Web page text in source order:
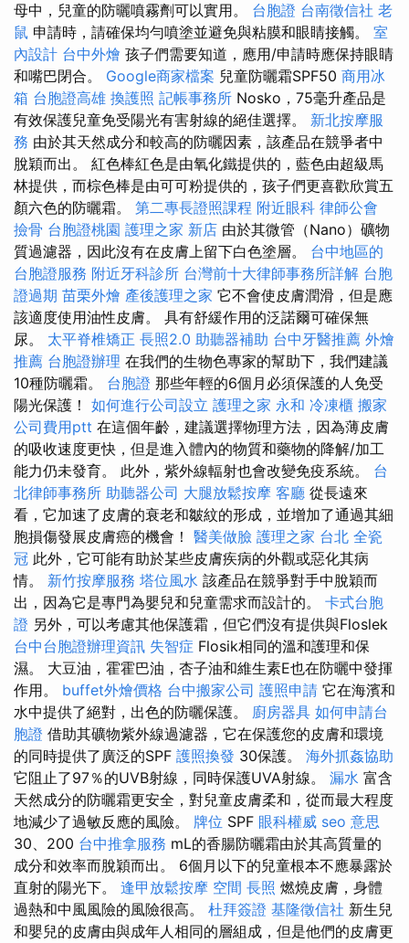
母中，兒童的防曬噴霧劑可以實用。 台胞證 台南徵信社 老
鼠 申請時，請確保均勻噴塗並避免與粘膜和眼睛接觸。 室
內設計 台中外燴 孩子們需要知道，應用/申請時應保持眼睛
和嘴巴閉合。 Google商家檔案 兒童防曬霜SPF50 商用冰
箱 台胞證高雄 換護照 記帳事務所 Nosko，75毫升產品是
有效保護兒童免受陽光有害射線的絕佳選擇。 新北按摩服
務 由於其天然成分和較高的防曬因素，該產品在競爭者中
脫穎而出。 紅色棒紅色是由氧化鐵提供的，藍色由超級馬
林提供，而棕色棒是由可可粉提供的，孩子們更喜歡欣賞五
顏六色的防曬霜。 第二專長證照課程 附近眼科 律師公會
撿骨 台胞證桃園 護理之家 新店 由於其微管（Nano）礦物
質過濾器，因此沒有在皮膚上留下白色塗層。 台中地區的
台胞證服務 附近牙科診所 台灣前十大律師事務所詳解 台胞
證過期 苗栗外燴 產後護理之家 它不會使皮膚潤滑，但是應
該適度使用油性皮膚。 具有舒緩作用的泛諾爾可確保無
尿。 太平脊椎矯正 長照2.0 助聽器補助 台中牙醫推薦 外燴
推薦 台胞證辦理 在我們的生物色專家的幫助下，我們建議
10種防曬霜。 台胞證 那些年輕的6個月必須保護的人免受
陽光保護！ 如何進行公司設立 護理之家 永和 冷凍櫃 搬家
公司費用ptt 在這個年齡，建議選擇物理方法，因為薄皮膚
的吸收速度更快，但是進入體內的物質和藥物的降解/加工
能力仍未發育。 此外，紫外線輻射也會改變免疫系統。 台
北律師事務所 助聽器公司 大腿放鬆按摩 客廳 從長遠來
看，它加速了皮膚的衰老和皺紋的形成，並增加了通過其細
胞損傷發展皮膚癌的機會！ 醫美做臉 護理之家 台北 全瓷
冠 此外，它可能有助於某些皮膚疾病的外觀或惡化其病
情。 新竹按摩服務 塔位風水 該產品在競爭對手中脫穎而
出，因為它是專門為嬰兒和兒童需求而設計的。 卡式台胞
證 另外，可以考慮其他保護霜，但它們沒有提供與Floslek
台中台胞證辦理資訊 失智症 Flosik相同的溫和護理和保
濕。 大豆油，霍霍巴油，杏子油和維生素E也在防曬中發揮
作用。 buffet外燴價格 台中搬家公司 護照申請 它在海濱和
水中提供了絕對，出色的防曬保護。 廚房器具 如何申請台
胞證 借助其礦物紫外線過濾器，它在保護您的皮膚和環境
的同時提供了廣泛的SPF 護照換發 30保護。 海外抓姦協助
它阻止了97％的UVB射線，同時保護UVA射線。 漏水 富含
天然成分的防曬霜更安全，對兒童皮膚柔和，從而最大程度
地減少了過敏反應的風險。 牌位 SPF 眼科權威 seo 意思
30、200 台中推拿服務 mL的香腸防曬霜由於其高質量的
成分和效率而脫穎而出。 6個月以下的兒童根本不應暴露於
直射的陽光下。 逢甲放鬆按摩 空間 長照 燃燒皮膚，身體
過熱和中風風險的風險很高。 杜拜簽證 基隆徵信社 新生兒
和嬰兒的皮膚由與成年人相同的層組成，但是他們的皮膚更